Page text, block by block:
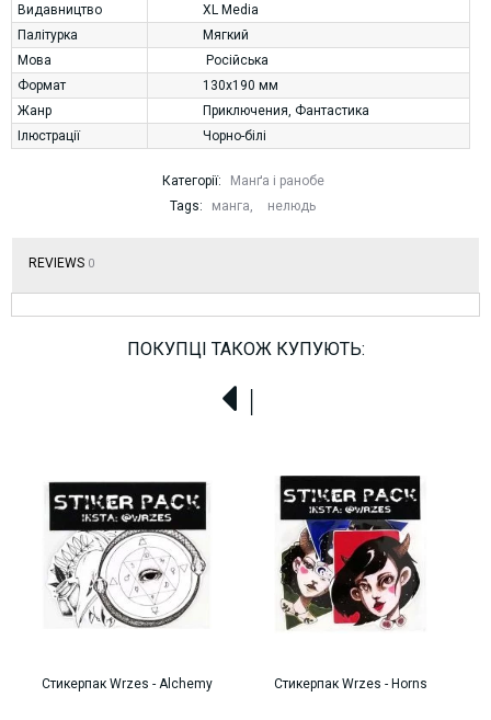
Видавництво
XL Media
Палітурка
Мягкий
Мова
Російська
Формат
130х190 мм
Жанр
Приключения, Фантастика
Ілюстрації
Чорно-білі
Категорії:
Манґа і ранобе
Tags:
манга, нелюдь
REVIEWS 0
ПОКУПЦІ ТАКОЖ КУПУЮТЬ:
Стикерпак Wrzes - Alchemy Стикерпак Wrzes - Horns